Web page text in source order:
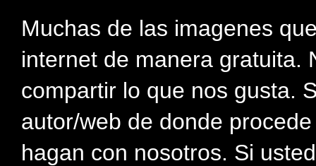
Muchas de las imagenes
internet de manera gratuita.
compartir lo que nos gusta.
autor/web de donde
hagan con nosotros. Si